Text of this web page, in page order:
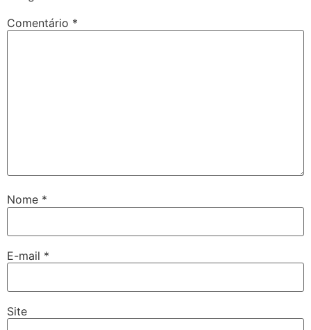
Comentário *
Nome *
E-mail *
Site